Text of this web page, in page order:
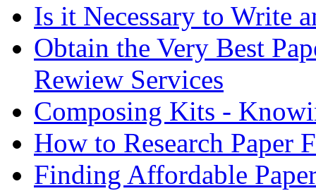
Is it Necessary to Write
Obtain the Very Best
Rewiew Services
Composing Kits -
How to Research Paper
Finding Affordable